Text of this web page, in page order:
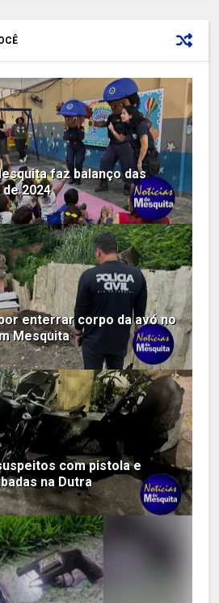
faz balanço das
2024
enterrar corpo da avó no
Mesquita
com pistola e
na Dutra